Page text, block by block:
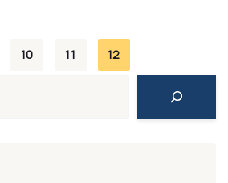
10 11 12